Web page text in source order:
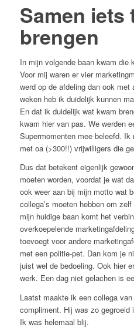
Samen iets
brengen
In mijn volgende baan kwam die
Voor mij waren er vier
werd op de afdeling dan ook
weken heb ik duidelijk kunnen
En dat ik duidelijk wat kwam
kwam hier van pas. We werden
Supermomenten mee beleefd.
met oa (>300!!) vrijwilligers die
Dus dat betekent eigenlijk
moeten worden, voordat je wat
ook weer aan bij mijn motto wat
collega’s moeten hebben om
mijn huidige baan komt het
overkoepelende
toevoegt voor andere
met een politie-pet. Dan kom je
juist wel de bedoeling. Ook hier
werk. Een dag niet gelachen is
Laatst maakte ik een collega
compliment. Hij was zo
Ik was helemaal blij.